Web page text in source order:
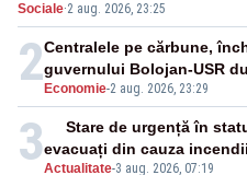
Sociale·2 aug. 2026, 23:25
2 Economie-2 aug. 2026, 23:29
Centralele pe cărbune,
guvernului Bolojan-USR
3Actualitate-3 aug. 2026, 07:19
Stare de urgență în
evacuați din cauza